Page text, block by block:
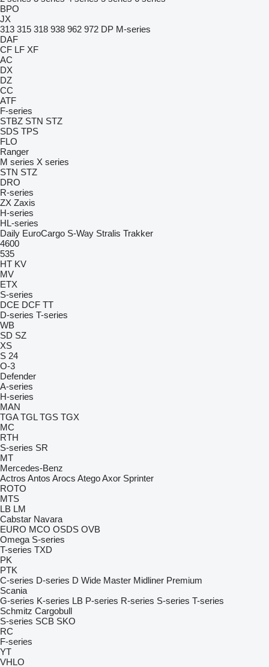
BPO
JX
313 315 318 938 962 972 DP M-series
DAF
CF LF XF
AC
DX
DZ
CC
ATF
F-series
STBZ STN STZ
SDS TPS
FLO
Ranger
M series X series
STN STZ
DRO
R-series
ZX Zaxis
H-series
HL-series
Daily EuroCargo S-Way Stralis Trakker
4600
535
HT KV
MV
ETX
S-series
DCE DCF TT
D-series T-series
WB
SD SZ
XS
S 24
O-3
Defender
A-series
H-series
MAN
TGA TGL TGS TGX
MC
RTH
S-series SR
MT
Mercedes-Benz
Actros Antos Arocs AtegoAxor Sprinter
ROTO
MTS
LB LM
Cabstar Navara
EURO MCO OSDS OVB
Omega S-series
T-series TXD
PK
PTK
C-series D-series D Wide Master Midliner Premium
Scania
G-series K-series LB P-series R-series S-series T-series
Schmitz Cargobull
S-series SCB SKO
RC
F-series
YT
VHLO